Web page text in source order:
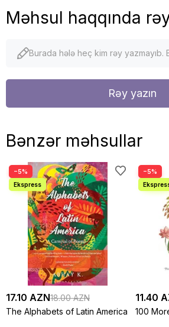
Məhsul haqqında
Burada hələ heç kim rəy yazmayıb.
Rəy yazın
Bənzər məhsullar
−5%
17.10 AZN18.00 AZN
The Alphabets of Latin America
−5%
11.40
100